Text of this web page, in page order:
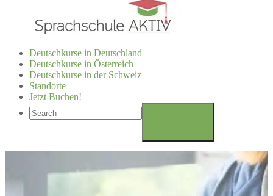
Deutschkurse in Deutschland
Deutschkurse in Österreich
Deutschkurse in der Schweiz
Standorte
Jetzt Buchen!